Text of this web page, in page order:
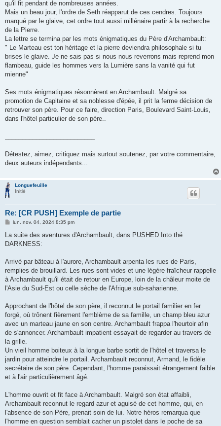
qu'il fit pendant de nombreuses années.
Mais un beau jour, l'ordre de Seth réapparut de ces cendres. Toujours
marqué par le glaive, cet ordre tout aussi millénaire partir à la recherche
de la Pierre.
La lettre se termina par les mots énigmatiques du Père d'Archambault:
" Le Marteau est ton héritage et la pierre deviendra philosophale si tu
brises le glaive. Je ne sais pas si nous nous reverrons mais reprend mon
flambeau, guide les hommes vers la Lumière sans la vanité qui fut
mienne"
Ses mots énigmatiques résonnèrent en Archambault. Malgré sa
promotion de Capitaine et sa noblesse d'épée, il prit la ferme décision de
retrouver son père. Pour ce faire, direction Paris, Boulevard Saint-Louis,
dans l'hôtel particulier de son père..
Détestez, aimez, critiquez mais surtout soutenez, par votre commentaire,
deux auteurs indépendants...
Longuefeuille
Initié
Re: [CR PUSH] Exemple de partie
M
s
a
lun. nov. 04, 2024 8:35 pm
La suite des aventures d'Archambault, dans PUSHED Into thé
DARKNESS:
Arrivé par bâteau à l'aurore, Archambault arpenta les rues de Paris,
remplies de brouillard. Les rues sont vides et une légère fraîcheur rappelle
à Archambault qu'il était de retour en Europe, loin de la châleur moite de
l'Asie du Sud-Est ou celle sèche de l'Afrique sub-saharienne.
Approchant de l'hôtel de son père, il reconnut le portail familier en fer
forgé, où trônent fièrement l'emblème de sa famille, un champ bleu azur
avec un marteau jaune en son centre. Archambault frappa l'heurtoir afin
de s'annoncer. Archambault impatient essayait de regarder au travers de
la grille.
Un vieil homme boiteux à la longue barbe sortit de l'hôtel et traversa le
jardin pour atteindre le portail. Archambault reconnut, Armand, le fidèle
secrétaire de son père. Cependant, l'homme paraissait étrangement faible
et à l'air particulièrement âgé.
L'homme ouvrit et fit face à Archambault. Malgré son état affaibli,
Archambault reconnut le regard azur et aguisé de cet homme, qui, en
l'absence de son Père, prenait soin de lui. Notre héros remarqua que
l'homme en question semblait cacher un pistolet dans le poche de sa